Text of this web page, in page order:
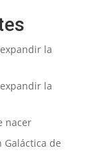
la
la
nacer
Galáctica de